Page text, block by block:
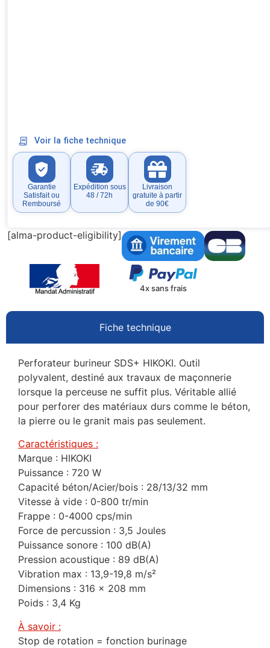
Voir la fiche technique
Garantie
Satisfait ou
Remboursé
Expédition sous
48 / 72h
Livraison
gratuite à partir
de 90€
[alma-product-eligibility]
4x sans frais
Fiche technique
Perforateur burineur SDS+ HIKOKI. Outil
polyvalent, destiné aux travaux de maçonnerie
lorsque la perceuse ne suffit plus. Véritable allié
pour perforer des matériaux durs comme le béton,
la pierre ou le granit mais pas seulement.
Caractéristiques :
Marque : HIKOKI
Puissance : 720 W
Capacité béton/Acier/bois : 28/13/32 mm
Vitesse à vide : 0-800 tr/min
Frappe : 0-4000 cps/min
Force de percussion : 3,5 Joules
Puissance sonore : 100 dB(A)
Pression acoustique : 89 dB(A)
Vibration max : 13,9-19,8 m/s²
Dimensions : 316 x 208 mm
Poids : 3,4 Kg
À savoir :
Stop de rotation = fonction burinage